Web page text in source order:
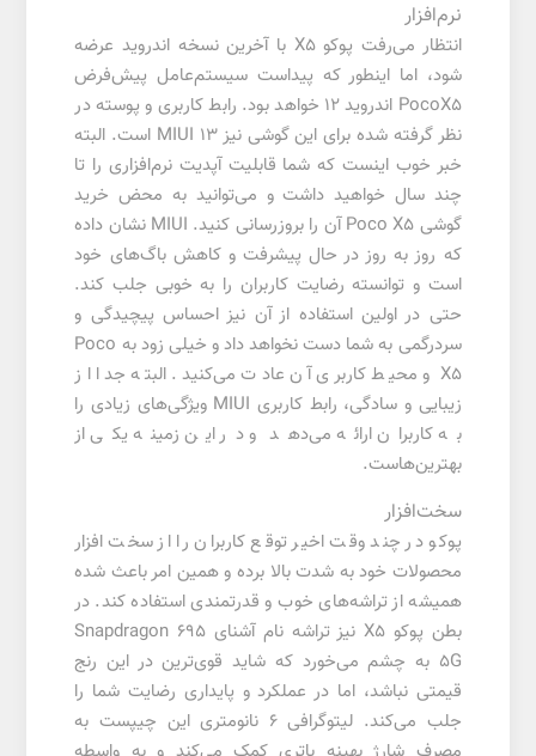
نرم‌افزار
انتظار می‌رفت پوکو X5 با آخرین نسخه اندروید عرضه
شود، اما اینطور که پیداست سیستم‌عامل پیش‌فرض
PocoX5 اندروید 12 خواهد بود. رابط کاربری و پوسته در
نظر گرفته شده برای این گوشی نیز MIUI 13 است. البته
خبر خوب اینست که شما قابلیت آپدیت نرم‌افزاری را تا
چند سال خواهید داشت و می‌توانید به محض خرید
گوشی Poco X5 آن را بروزرسانی کنید. MIUI نشان داده
که روز به روز در حال پیشرفت و کاهش باگ‌های خود
است و توانسته رضایت کاربران را به خوبی جلب کند.
حتی در اولین استفاده از آن نیز احساس پیچیدگی و
سردرگمی به شما دست نخواهد داد و خیلی زود به Poco
X5 و محیط کاربری آن عادت می‌کنید. البته جدا از
زیبایی و سادگی، رابط کاربری MIUI ویژگی‌های زیادی را
به کاربران ارائه می‌دهد و در این زمینه یکی از
بهترین‌هاست.
سخت‌افزار
پوکو در چند وقت اخیر توقع کاربران را از سخت افزار
محصولات خود به شدت بالا برده و همین امر باعث شده
همیشه از تراشه‌های خوب و قدرتمندی استفاده کند. در
بطن پوکو X5 نیز تراشه نام آشنای Snapdragon 695
5G به چشم می‌خورد که شاید قوی‌ترین در این رنج
قیمتی نباشد، اما در عملکرد و پایداری رضایت شما را
جلب می‌کند. لیتوگرافی 6 نانومتری این چیپست به